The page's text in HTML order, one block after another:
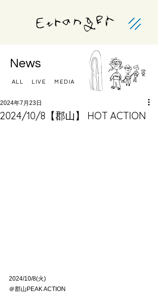
News
ALL LIVE MEDIA
2024/10/8【郡山】 HOT ACTION
2024年7月23日
2024/10/8(火)
＠郡山PEAK ACTION